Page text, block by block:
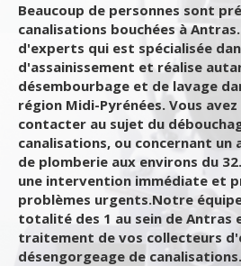
Beaucoup de personnes sont
canalisations bouchées à
d'experts qui est spécialisée
d'assainissement et réalise
désembourbage et de lavage
région Midi-Pyrénées. Vous
contacter au sujet du
canalisations, ou concernant un
de plomberie aux environs du
une intervention immédiate et
problèmes urgents.Notre
totalité des 1 au sein de Antras
traitement de vos collecteurs
désengorgeage de canalisations.